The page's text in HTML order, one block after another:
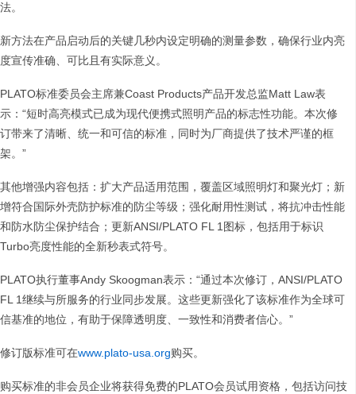
法。
新方法在产品启动后的关键几秒内设定明确的测量参数，确保行业内亮
度宣传准确、可比且有实际意义。
PLATO标准委员会主席兼Coast Products产品开发总监Matt Law表
示：“短时高亮模式已成为现代便携式照明产品的标志性功能。本次修
订带来了清晰、统一和可信的标准，同时为厂商提供了技术严谨的框
架。”
其他增强内容包括：扩大产品适用范围，覆盖区域照明灯和聚光灯；新
增符合国际外壳防护标准的防尘等级；强化耐用性测试，将抗冲击性能
和防水防尘保护结合；更新ANSI/PLATO FL 1图标，包括用于标识
Turbo亮度性能的全新秒表式符号。
PLATO执行董事Andy Skoogman表示：“通过本次修订，ANSI/PLATO
FL 1继续与所服务的行业同步发展。这些更新强化了该标准作为全球可
信基准的地位，有助于保障透明度、一致性和消费者信心。”
修订版标准可在www.plato-usa.org购买。
购买标准的非会员企业将获得免费的PLATO会员试用资格，包括访问技